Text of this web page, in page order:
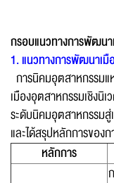
กรอบแนวทางการพัฒนา
1. แนวทางการพัฒนาเมื
การนิคมอุตสาหกรรมแ
เมืองอุตสาหกรรมเชิง
ระดับนิคมอุตสาหกรรมสู่
และได้สรุปหลักการของ
หลักการ